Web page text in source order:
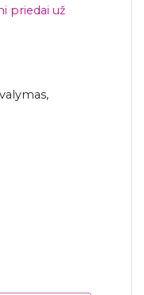
priedai už